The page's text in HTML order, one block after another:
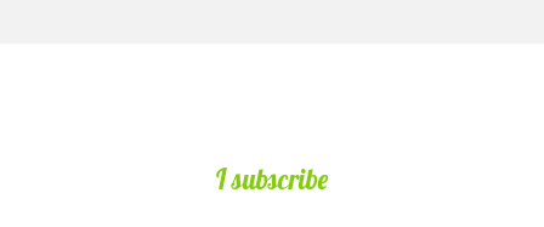
I subscribe